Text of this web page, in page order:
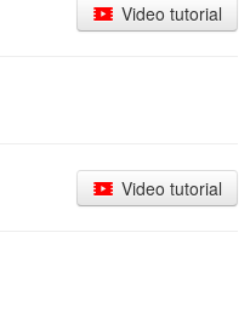
Video tutorial
Video tutorial